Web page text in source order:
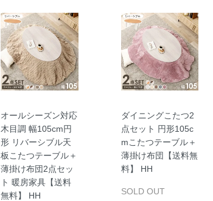
オールシーズン対応
木目調 幅105cm円
形 リバーシブル天
板こたつテーブル＋
薄掛け布団2点セッ
ト 暖房家具【送料
無料】 HH
ダイニングこたつ2
点セット 円形105c
mこたつテーブル＋
薄掛け布団【送料無
料】 HH
SOLD OUT